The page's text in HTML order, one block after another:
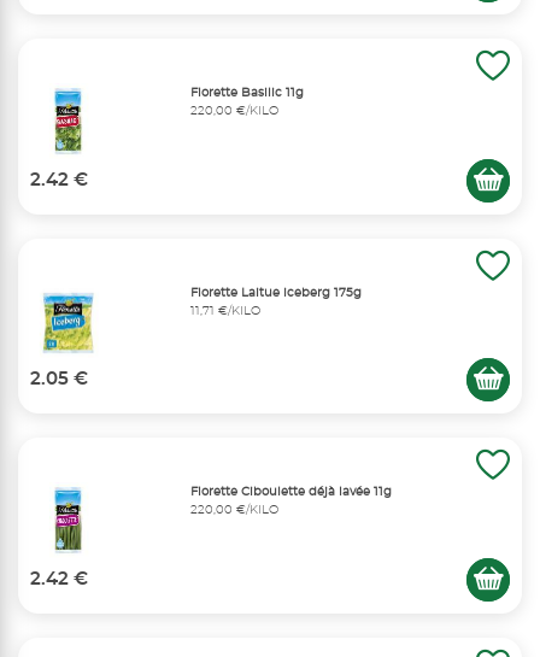
Florette Basilic 11g
220,00 €/KILO
2.42 €
Florette Laitue iceberg 175g
11,71 €/KILO
2.05 €
Florette Ciboulette déjà lavée 11g
220,00 €/KILO
2.42 €